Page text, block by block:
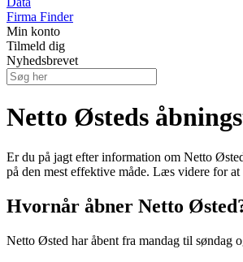
Firma Finder
Min konto
Tilmeld dig
Nyhedsbrevet
Netto Østeds
Er du på jagt efter information om Netto
på den mest effektive måde. Læs videre for
Hvornår åbner Netto
Netto Østed har åbent fra mandag til søndag